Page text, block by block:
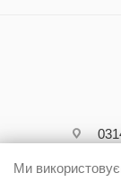
Ми